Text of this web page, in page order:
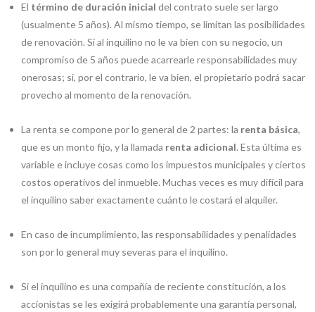
El término de duración inicial del contrato suele ser largo
(usualmente 5 años). Al mismo tiempo, se limitan las posibilidades
de renovación. Si al inquilino no le va bien con su negocio, un
compromiso de 5 años puede acarrearle responsabilidades muy
onerosas; si, por el contrario, le va bien, el propietario podrá sacar
provecho al momento de la renovación.
La renta se compone por lo general de 2 partes: la renta básica,
que es un monto fijo, y la llamada renta adicional. Esta última es
variable e incluye cosas como los impuestos municipales y ciertos
costos operativos del inmueble. Muchas veces es muy difícil para
el inquilino saber exactamente cuánto le costará el alquiler.
En caso de incumplimiento, las responsabilidades y penalidades
son por lo general muy severas para el inquilino.
Si el inquilino es una compañía de reciente constitución, a los
accionistas se les exigirá probablemente una garantía personal,